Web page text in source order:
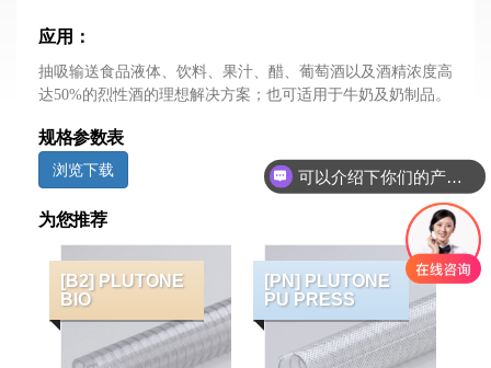
应用：
抽吸输送食品液体、饮料、果汁、醋、葡萄酒以及酒精浓度高
达50%的烈性酒的理想解决方案；也可适用于牛奶及奶制品。
规格参数表
浏览下载
为您推荐
[B2] PLUTONE
BIO
[PN] PLUTONE
PU PRESS
可以介绍下你们的产品么？